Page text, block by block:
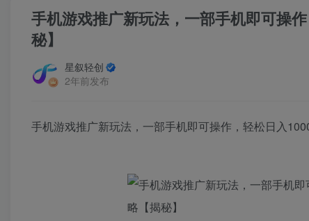
手机游戏推广新玩法，一部手机即可操
秘】
星叙轻创
2年前发布
手机游戏推广新玩法，一部手机即可操作，轻松日入